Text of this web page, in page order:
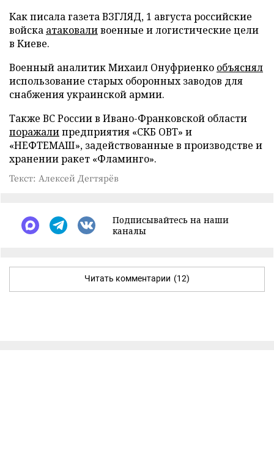
Как писала газета ВЗГЛЯД, 1 августа российские
войска атаковаливоенные и логистические цели
в Киеве.
Военный аналитик Михаил Онуфриенко объяснял
использование старых оборонных заводов для
снабжения украинской армии.
Также ВС России в Ивано-Франковской области
поражалипредприятия «СКБ ОВТ» и
«НЕФТЕМАШ», задействованные в производстве и
хранении ракет «Фламинго».
Текст: Алексей Дегтярёв
Подписывайтесь на наши
каналы
Читать комментарии (12)